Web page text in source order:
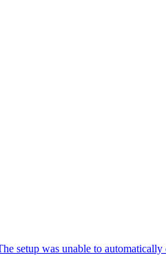
setup was unable to automatically